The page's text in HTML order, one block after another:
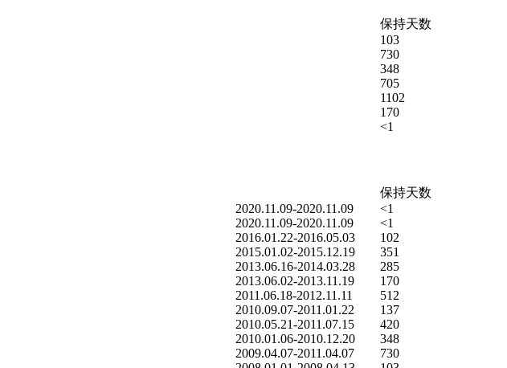
保持天数
103
730
348
705
1102
170
<1
保持天数
2020.11.09-2020.11.09
<1
2020.11.09-2020.11.09
<1
2016.01.22-2016.05.03
102
2015.01.02-2015.12.19
351
2013.06.16-2014.03.28
285
2013.06.02-2013.11.19
170
2011.06.18-2012.11.11
512
2010.09.07-2011.01.22
137
2010.05.21-2011.07.15
420
2010.01.06-2010.12.20
348
2009.04.07-2011.04.07
730